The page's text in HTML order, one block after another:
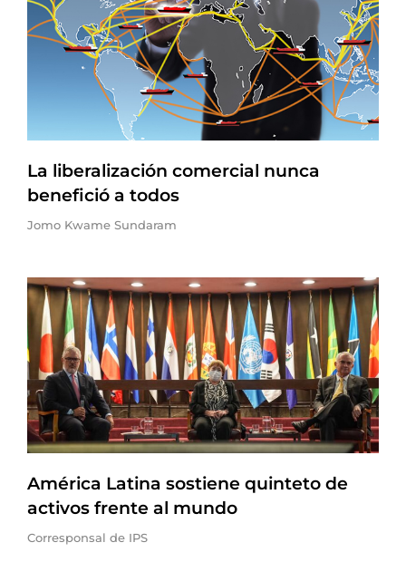
La liberalización comercial nunca
benefició a todos
Jomo Kwame Sundaram
América Latina sostiene quinteto de
activos frente al mundo
Corresponsal de IPS